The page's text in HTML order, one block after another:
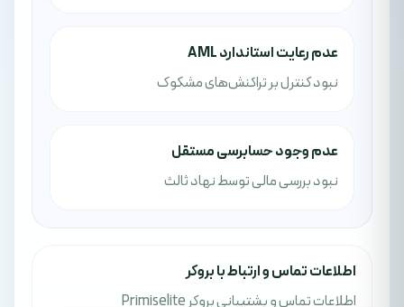
عدم رعایت استاندارد AML
نبود کنترل بر تراکنش‌های مشکوک
عدم وجود حسابرسی مستقل
نبود بررسی مالی توسط نهاد ثالث
اطلاعات تماس و ارتباط با بروکر
اطلاعات تماس و پشتيباني بروکر Primiselite